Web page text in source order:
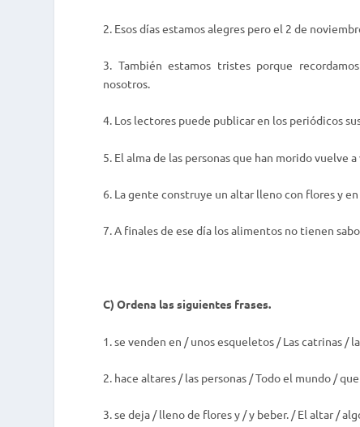
2. Esos días estamos alegres pero el 2 de
3. También estamos tristes porque
nosotros.
4. Los lectores puede publicar en los periódicos
5. El alma de las personas que han morido vuelve
6. La gente construye un altar lleno con flores y
7. A finales de ese día los alimentos no tienen
C) Ordena las siguientes frases.
1. se venden en / unos esqueletos / Las catrinas /
2. hace altares / las personas / Todo el mundo /
3. se deja / lleno de flores y / y beber. / El altar /